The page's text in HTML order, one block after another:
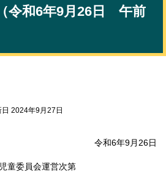
令和6年9月26日 午前
2024年9月27日
令和6年9月26日
童委員会運営次第